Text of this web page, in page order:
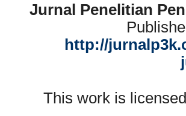
Jurnal Penelitian
http://
This work is